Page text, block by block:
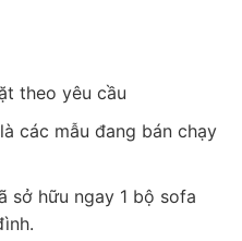
theo yêu cầu
các mẫu đang bán chạy
sở hữu ngay 1 bộ sofa